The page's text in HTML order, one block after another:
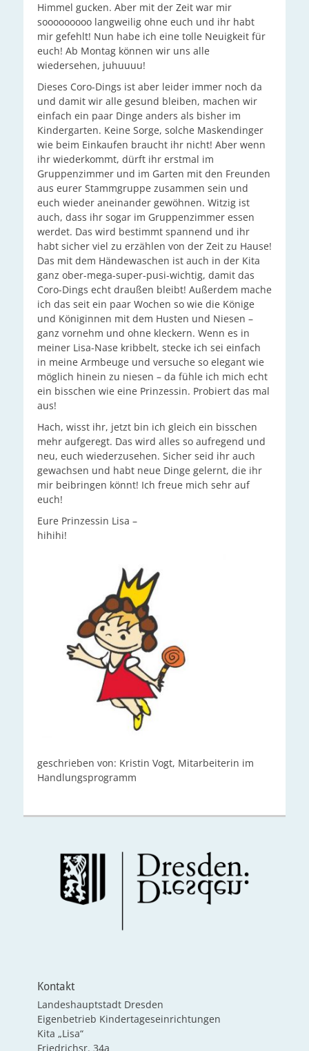
Himmel gucken. Aber mit der Zeit war mir
sooooooooo langweilig ohne euch und ihr habt
mir gefehlt! Nun habe ich eine tolle Neuigkeit für
euch! Ab Montag können wir uns alle
wiedersehen, juhuuuu!
Dieses Coro-Dings ist aber leider immer noch da
und damit wir alle gesund bleiben, machen wir
einfach ein paar Dinge anders als bisher im
Kindergarten. Keine Sorge, solche Maskendinger
wie beim Einkaufen braucht ihr nicht! Aber wenn
ihr wiederkommt, dürft ihr erstmal im
Gruppenzimmer und im Garten mit den Freunden
aus eurer Stammgruppe zusammen sein und
euch wieder aneinander gewöhnen. Witzig ist
auch, dass ihr sogar im Gruppenzimmer essen
werdet. Das wird bestimmt spannend und ihr
habt sicher viel zu erzählen von der Zeit zu Hause!
Das mit dem Händewaschen ist auch in der Kita
ganz ober-mega-super-pusi-wichtig, damit das
Coro-Dings echt draußen bleibt! Außerdem mache
ich das seit ein paar Wochen so wie die Könige
und Königinnen mit dem Husten und Niesen –
ganz vornehm und ohne kleckern. Wenn es in
meiner Lisa-Nase kribbelt, stecke ich sei einfach
in meine Armbeuge und versuche so elegant wie
möglich hinein zu niesen – da fühle ich mich echt
ein bisschen wie eine Prinzessin. Probiert das mal
aus!
Hach, wisst ihr, jetzt bin ich gleich ein bisschen
mehr aufgeregt. Das wird alles so aufregend und
neu, euch wiederzusehen. Sicher seid ihr auch
gewachsen und habt neue Dinge gelernt, die ihr
mir beibringen könnt! Ich freue mich sehr auf
euch!
Eure Prinzessin Lisa –
hihihi!
geschrieben von: Kristin Vogt, Mitarbeiterin im
Handlungsprogramm
Kontakt
Landeshauptstadt Dresden
Eigenbetrieb Kindertageseinrichtungen
Kita „Lisa“
Friedrichsr. 34a